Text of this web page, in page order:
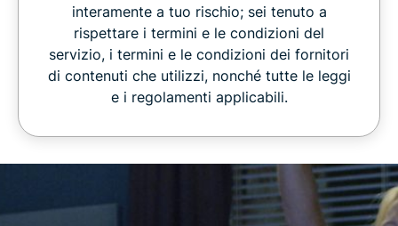
interamente a tuo rischio; sei tenuto a
rispettare i termini e le condizioni del
servizio, i termini e le condizioni dei fornitori
di contenuti che utilizzi, nonché tutte le leggi
e i regolamenti applicabili.